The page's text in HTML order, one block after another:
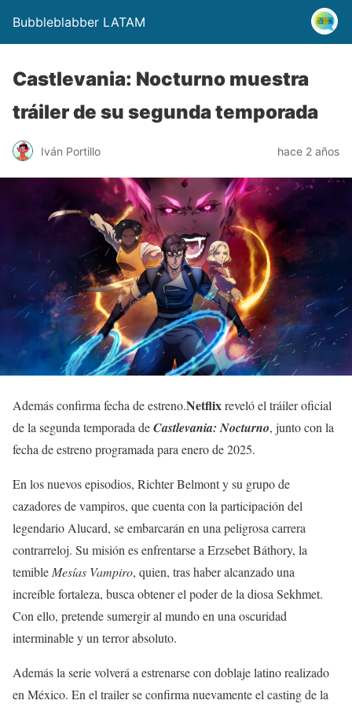
Bubbleblabber LATAM
Castlevania: Nocturno muestra
tráiler de su segunda temporada
Iván Portillo hace 2 años
Además confirma fecha de estreno.Netflixreveló el tráiler oficial
de la segunda temporada deCastlevania: Nocturno, junto con la
fecha de estreno programada para enero de 2025.
En los nuevos episodios, Richter Belmont y su grupo de
cazadores de vampiros, que cuenta con la participación del
legendario Alucard, se embarcarán en una peligrosa carrera
contrarreloj. Su misión es enfrentarse a Erzsebet Báthory, la
temible Mesías Vampiro, quien, tras haber alcanzado una
increíble fortaleza, busca obtener el poder de la diosa Sekhmet.
Con ello, pretende sumergir al mundo en una oscuridad
interminable y un terror absoluto.
Además la serie volverá a estrenarse con doblaje latino realizado
en México. En el trailer se confirma nuevamente el casting de la